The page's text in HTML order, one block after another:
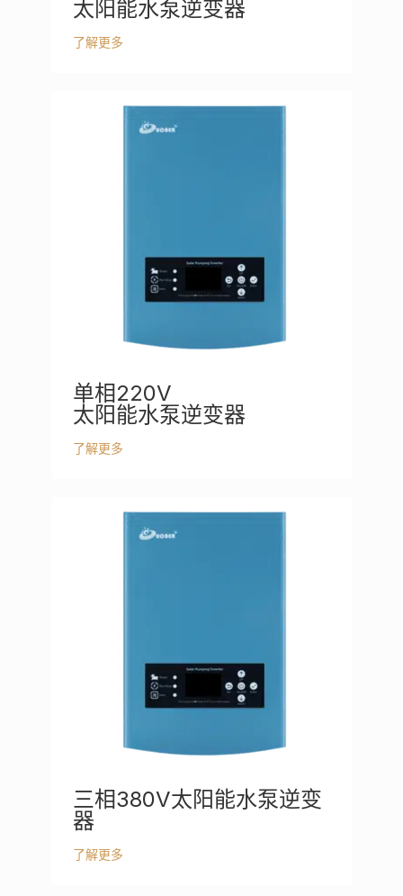
太阳能水泵逆变器
了解更多
单相220V
太阳能水泵逆变器
了解更多
三相380V太阳能水泵逆变
器
了解更多